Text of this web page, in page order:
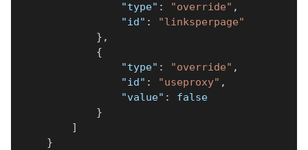
"type" : "override" ,
"id" :
"linksperpage"
} ,
{
"type" : "override" ,
"id" : "useproxy" ,
"value" :
false
}
]
}